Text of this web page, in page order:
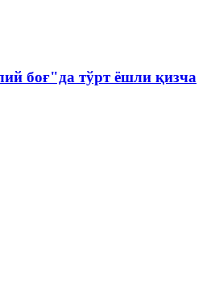
боғ"да тўрт ёшли қизча